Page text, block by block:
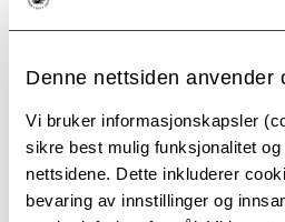
Denne nettsiden anvender
Vi bruker informasjonskapsler
sikre best mulig funksjonalitet
nettsidene. Dette inkluderer
bevaring av innstillinger og